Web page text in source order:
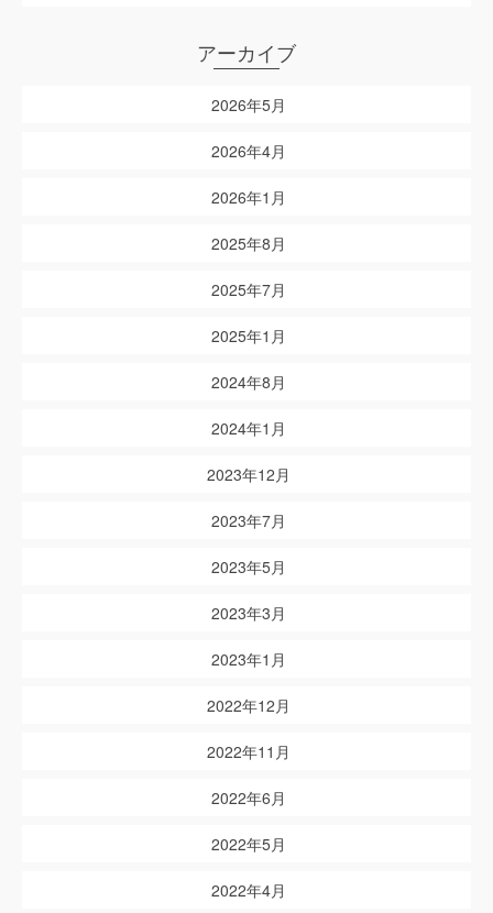
アーカイブ
2026年5月
2026年4月
2026年1月
2025年8月
2025年7月
2025年1月
2024年8月
2024年1月
2023年12月
2023年7月
2023年5月
2023年3月
2023年1月
2022年12月
2022年11月
2022年6月
2022年5月
2022年4月